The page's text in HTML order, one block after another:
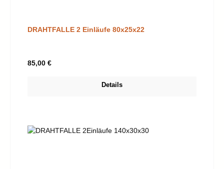
DRAHTFALLE 2 Einläufe 80x25x22
Regulärer Preis:
85,00 €
Details